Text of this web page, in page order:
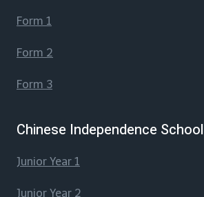
Form 1
Form 2
Form 3
Chinese Independence School
Junior Year 1
Junior Year 2